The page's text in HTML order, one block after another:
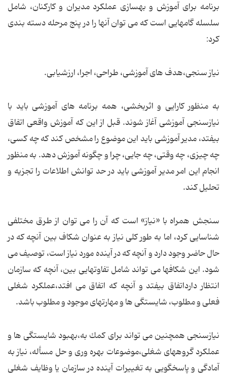
برنامه برای آموزش و بهسازی عملكرد مدیران و كاركنان، شامل
سلسله گامهایی است كه می توان آنها را در پنج مرحله دسته بندی
كرد:
نیاز سنجی،هدف های آموزشی، طراحی، اجرا، ارزشیابی.
به منظور كارایی و اثربخشی، همه برنامه های آموزشی باید با
نیازسنجی آموزشی آغاز شوند. قبل از این كه آموزش واقعی اتفاق
بیفتد، مدیر آموزشی باید این موضوع را مشخص كند كه چه كسی،
چه چیزی، چه وقتی، چه جایی، چرا و چگونه آموزش دهد. به منظور
انجام این امر مدیر آموزشی باید در حد توانش اطلاعات را تجزیه و
تحلیل كند.
سنجش همراه با «نیاز» است كه آن را می توان از طرق مختلفی
شناسایی كرد، اما به طور كلی نیاز به عنوان شكاف بین آنچه كه در
حال حاضر وجود دارد و آنچه كه در آینده مورد نیاز است، توصیف می
شود. این شكافها می تواند شامل تفاوتهایی بین، آنچه كه سازمان
انتظار دارداتفاق بیفتد و آنچه كه اتفاق می افتد،عملكرد شغلی
فعلی و مطلوب، شایستگی ها و مهارتهای موجود و مطلوب باشد.
نیازسنجی همچنین می تواند برای كمك به،بهبود شایستگی ها و
عملكرد گروههای شغلی،موضوعات بهره وری و حل مسأله، نیاز به
آمادگی و پاسخگویی به تغییرات آینده در سازمان یا وظایف شغلی